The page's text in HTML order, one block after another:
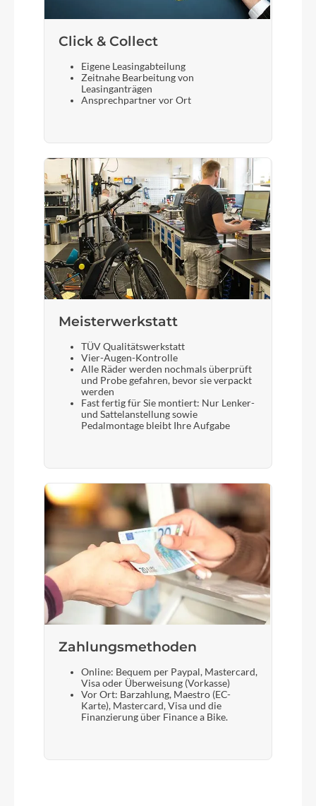
Click & Collect
Eigene Leasingabteilung
Zeitnahe Bearbeitung von
Leasinganträgen
Ansprechpartner vor Ort
Meisterwerkstatt
TÜV Qualitätswerkstatt
Vier-Augen-Kontrolle
Alle Räder werden nochmals überprüft
und Probe gefahren, bevor sie verpackt
werden
Fast fertig für Sie montiert: Nur Lenker-
und Sattelanstellung sowie
Pedalmontage bleibt Ihre Aufgabe
Zahlungsmethoden
Online: Bequem per Paypal, Mastercard,
Visa oder Überweisung (Vorkasse)
Vor Ort: Barzahlung, Maestro (EC-
Karte), Mastercard, Visa und die
Finanzierung über Finance a Bike.